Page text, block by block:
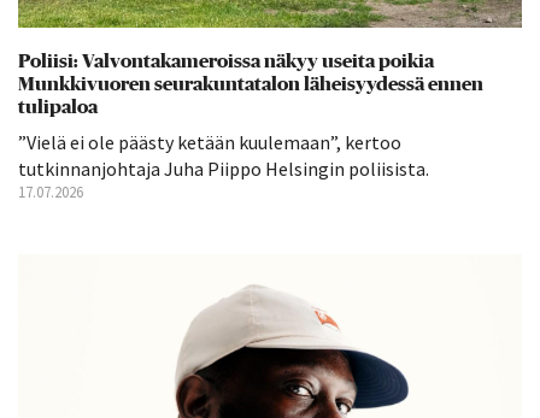
Poliisi: Valvontakameroissa näkyy useita poikia
Munkkivuoren seurakuntatalon läheisyydessä ennen
tulipaloa
”Vielä ei ole päästy ketään kuulemaan”, kertoo
tutkinnanjohtaja Juha Piippo Helsingin poliisista.
17.07.2026